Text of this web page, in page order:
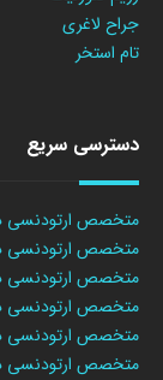
جراح لاغری
تام استخر
دسترسی سریع
متخصص ارتودنسی
متخصص ارتودنسی
متخصص ارتودنسی
متخصص ارتودنسی
متخصص ارتودنسی
متخصص ارتودنسی